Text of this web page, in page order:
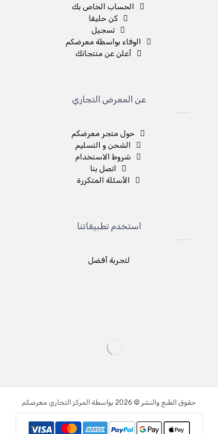
الحساب الخاص بك
كن حليفا
تسجيل
الوفاء بواسطة معرضكم
أعلن عن منتجاتك
عن المعرض التجاري
حول متجر معرضكم
الشحن و التسليم
شروط الاستخدام
اتصل بنا
الأسئلة المتكررة
استخدم تطبيقاتنا
لتجربة أفضل
حقوق الطبع والنشر © 2026 بواسطة المركز التجاري معرضكم